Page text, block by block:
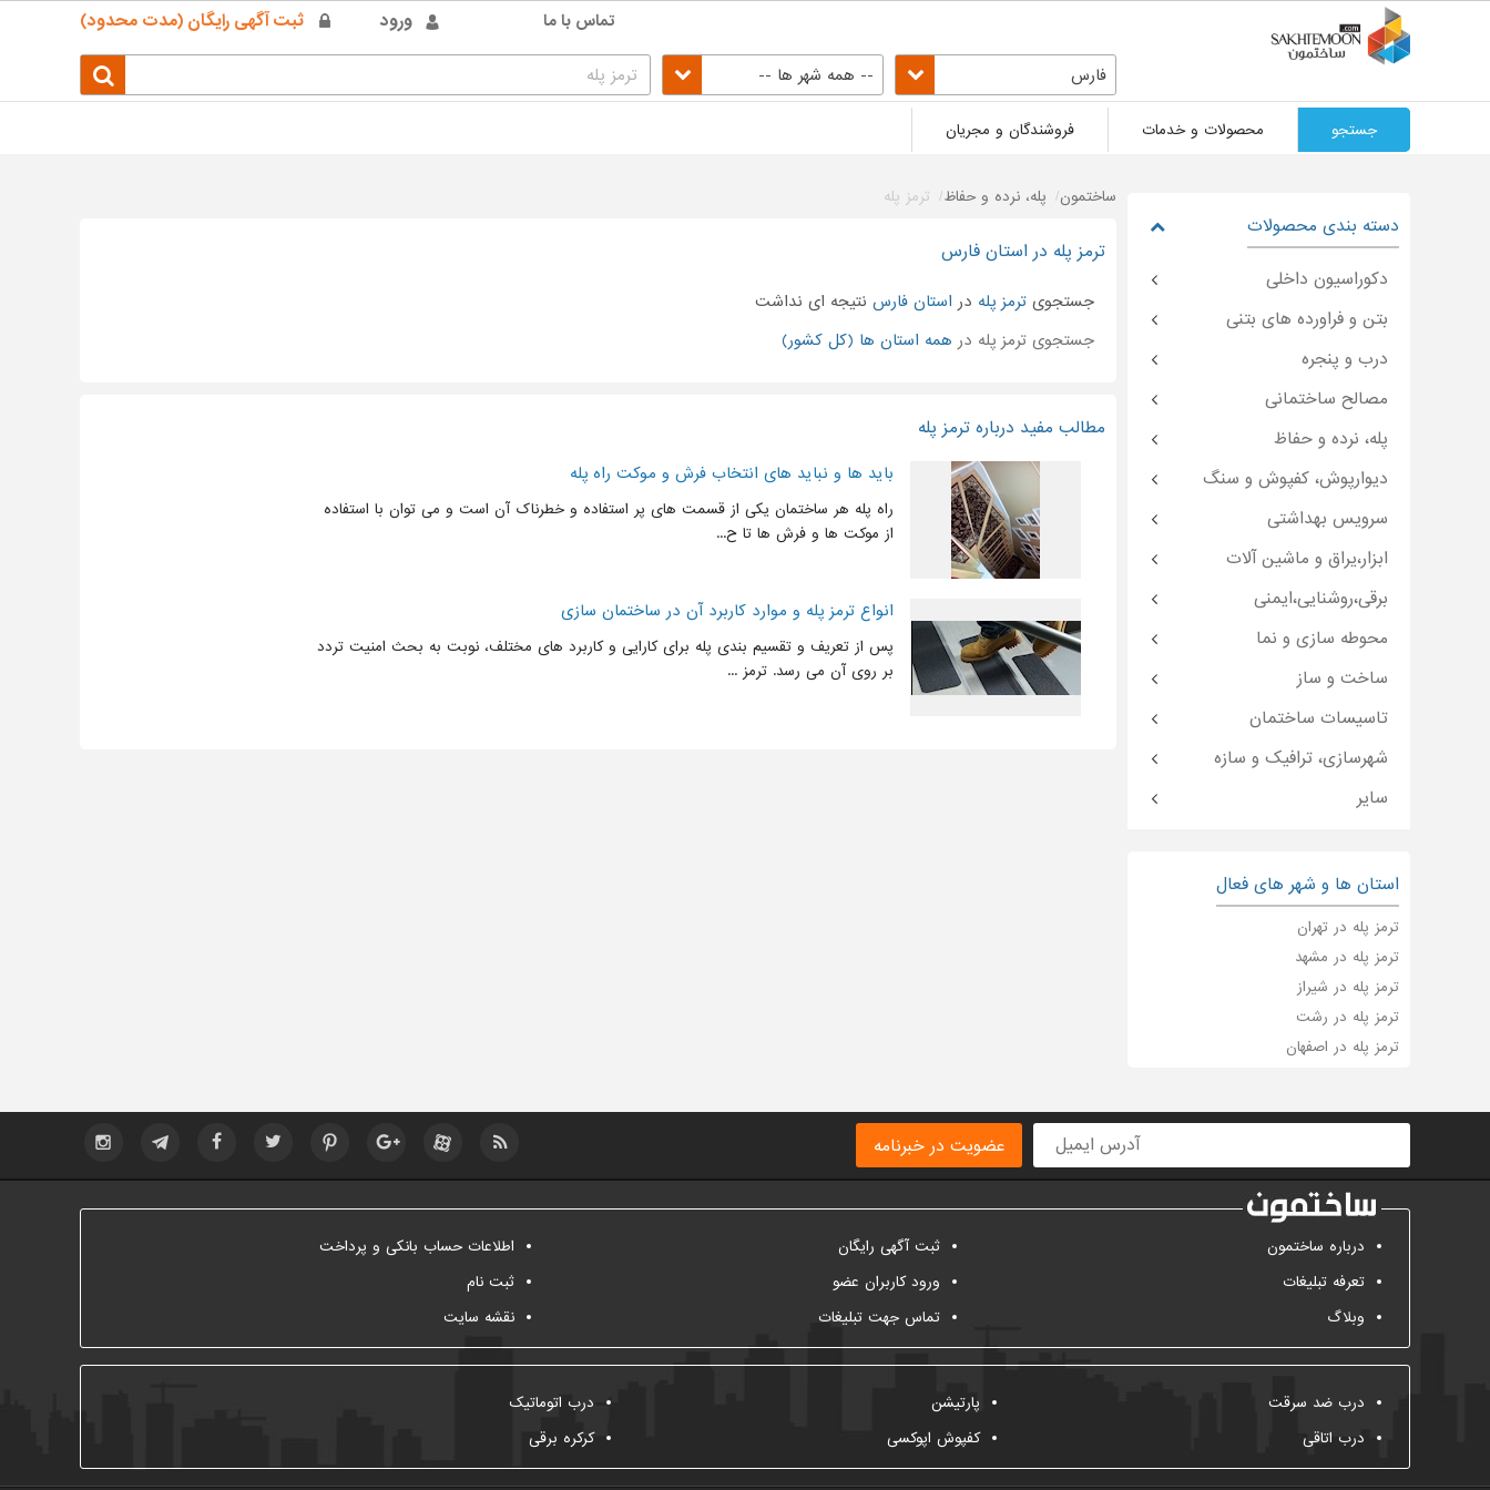
ورود ثبت آگهی رایگان (مدت محدود) تماس با ما
فارس -- همه شهر ها --
جستجو محصولات و خدمات فروشندگان و مجریان
ساختمون پله، نرده و حفاظ ترمز پله
ترمز پله در استان فارس
جستجوی ترمز پله در استان فارس نتیجه ای نداشت
جستجوی ترمز پله در همه استان ها (کل کشور)
مطالب مفید درباره ترمز پله
باید ها و نباید های انتخاب فرش و موکت راه پله
راه پله هر ساختمان یکی از قسمت های پر استفاده و خطرناک آن است و می توان با استفاده
از موکت ها و فرش ها تا ح...
انواع ترمز پله و موارد کاربرد آن در ساختمان سازی
پس از تعریف و تقسیم بندی پله برای کارایی و کاربرد های مختلف، نوبت به بحث امنیت تردد
بر روی آن می رسد. ترمز ...
دسته بندی محصولات
دکوراسیون داخلی
بتن و فراورده های بتنی
درب و پنجره
مصالح ساختمانی
پله، نرده و حفاظ
دیوارپوش، کفپوش و سنگ
سرویس بهداشتی
ابزار،یراق و ماشین آلات
برقی،روشنایی،ایمنی
محوطه سازی و نما
ساخت و ساز
تاسیسات ساختمان
شهرسازی، ترافیک و سازه
سایر
استان ها و شهر های فعال
ترمز پله در تهران
ترمز پله در مشهد
ترمز پله در شیراز
ترمز پله در رشت
ترمز پله در اصفهان
عضویت در خبرنامه
درباره ساختمون
تعرفه تبلیغات
وبلاگ
ثبت آگهی رایگان
ورود کاربران عضو
تماس جهت تبلیغات
اطلاعات حساب بانکی و پرداخت
ثبت نام
نقشه سایت
درب ضد سرقت
درب اتاقی
پارتیشن
کفپوش اپوکسی
درب اتوماتیک
کرکره برقی